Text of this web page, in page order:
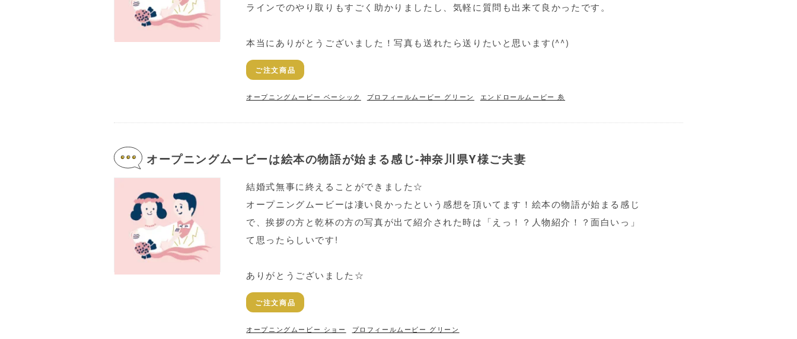
ラインでのやり取りもすごく助かりましたし、気軽に質問も出来て良かったです。
本当にありがとうございました！写真も送れたら送りたいと思います(^^)
ご注文商品
オープニングムービー ベーシック プロフィールムービー グリーン エンドロールムービー 糸
オープニングムービーは絵本の物語が始まる感じ-神奈川県Y様ご夫妻
結婚式無事に終えることができました☆
オープニングムービーは凄い良かったという感想を頂いてます！絵本の物語が始まる感じ
で、挨拶の方と乾杯の方の写真が出て紹介された時は「えっ！？人物紹介！？面白いっ」
て思ったらしいです!
ありがとうございました☆
ご注文商品
オープニングムービー ショー プロフィールムービー グリーン